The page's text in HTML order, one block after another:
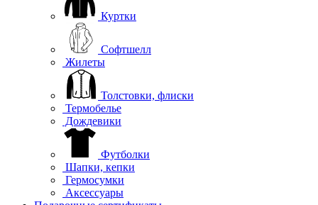
Куртки
Софтшелл
Жилеты
Толстовки, флиски
Термобелье
Дождевики
Футболки
Шапки, кепки
Гермосумки
Аксессуары